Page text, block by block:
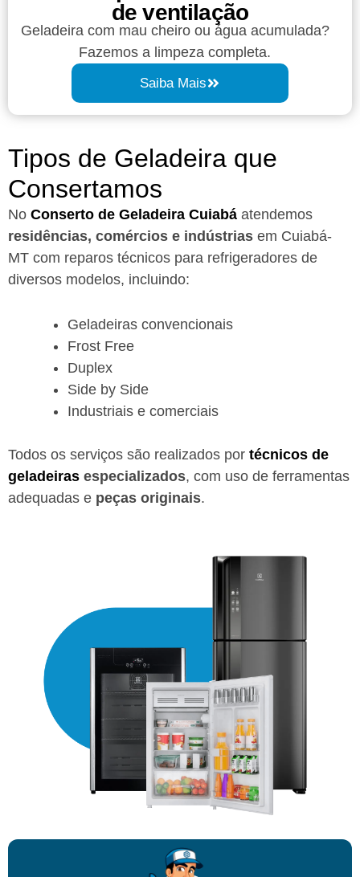
de ventilação
Geladeira com mau cheiro ou água acumulada?
Fazemos a limpeza completa.
Saiba Mais
Tipos de Geladeira que
Consertamos
No Conserto de Geladeira Cuiabá atendemos
residências, comércios e indústrias em Cuiabá-
MT com reparos técnicos para refrigeradores de
diversos modelos, incluindo:
Geladeiras convencionais
Frost Free
Duplex
Side by Side
Industriais e comerciais
Todos os serviços são realizados por técnicos de
geladeiras especializados, com uso de ferramentas
adequadas e peças originais.